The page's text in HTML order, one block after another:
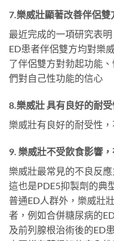
7.樂威壯顯著改善伴侶雙
最近完成的一項研究表
ED患者伴侶雙方均對樂
了伴侶雙方對勃起功能
們對自己性功能的信心
8.樂威壯 具有良好的耐
樂威壯有良好的耐受性
9. 樂威壯不受飲食影響
樂威壯最常見的不良反
這也是PDE5抑製劑的典
普通ED人群外，樂威壯
者，例如合併糖尿病的
及前列腺根治術後的ED